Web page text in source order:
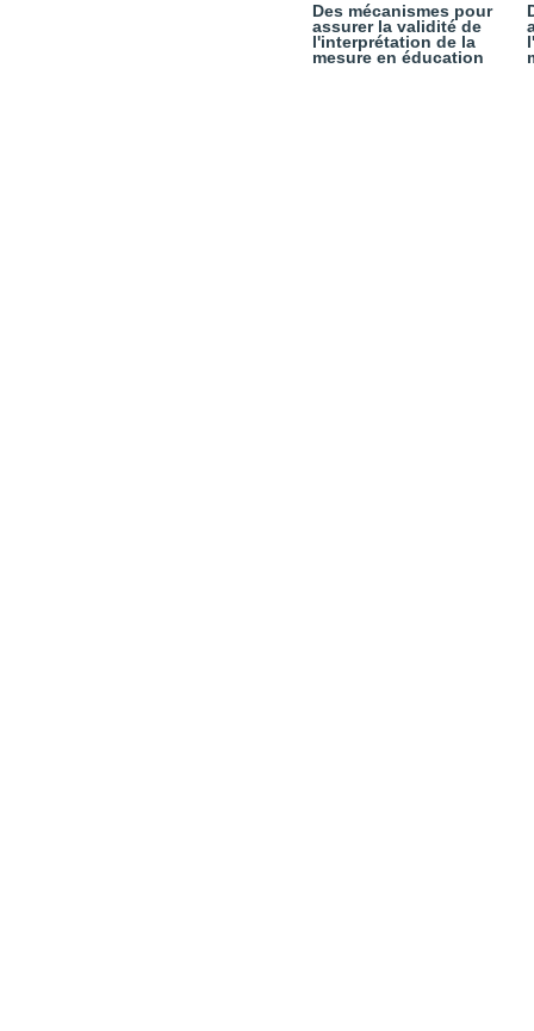
Des mécanismes pour
assurer la validité de
l'interprétation de la
mesure en éducation